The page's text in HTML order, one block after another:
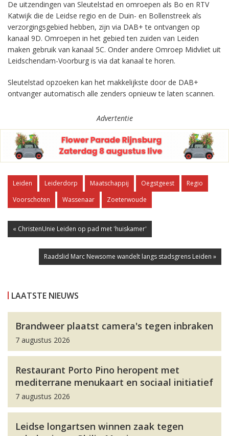
De uitzendingen van Sleutelstad en omroepen als Bo en RTV
Katwijk die de Leidse regio en de Duin- en Bollenstreek als
verzorgingsgebied hebben, zijn via DAB+ te ontvangen op
kanaal 9D. Omroepen in het gebied ten zuiden van Leiden
maken gebruik van kanaal 5C. Onder andere Omroep Midvliet uit
Leidschendam-Voorburg is via dat kanaal te horen.
Sleutelstad opzoeken kan het makkelijkste door de DAB+
ontvanger automatisch alle zenders opnieuw te laten scannen.
Advertentie
Leiden Leiderdorp Maatschappij Oegstgeest
Regio
Voorschoten
Wassenaar Zoeterwoude
« ChristenUnie Leiden op pad met 'huiskamer'
Raadslid Marc Newsome wandelt langs stadsgrens Leiden »
LAATSTE NIEUWS
Brandweer plaatst camera's tegen inbraken
7 augustus 2026
Restaurant Porto Pino heropent met
mediterrane menukaart en sociaal initiatief
7 augustus 2026
Leidse longartsen winnen zaak tegen